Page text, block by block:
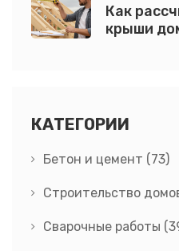
Как
крыши
КАТЕГОРИИ
Бетон и цемент (73)
Строительство
Сварочные работы